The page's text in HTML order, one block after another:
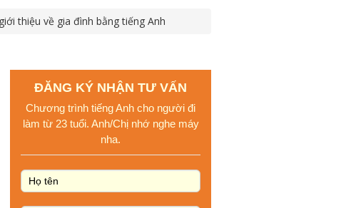
thiệu về gia đình bằng tiếng Anh